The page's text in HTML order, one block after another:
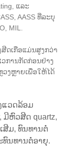
ແລະ
AASS ທີ່ລະບຸ
MIL.
ດເກືອແມ່ນສູງກວ່າ
ການກັດກ່ອນຢ່າງ
ງຫຼາຍເພື່ອໃຫ້ໄດ້
ແວດລ້ອມ
ມີຫົວສີດ quartz,
ສີມ, ທົນທານຕໍ່
ນທານຕໍ່ອາຍຸ.